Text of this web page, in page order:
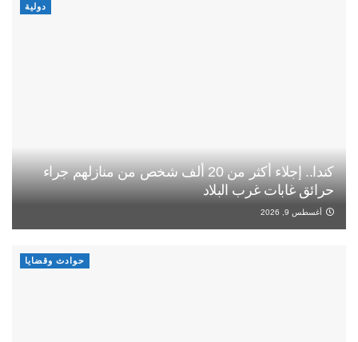
دولية
كندا.. إجلاء أكثر من 20 ألف شخص من منازلهم جراء
حرائق غابات غرب البلاد
أغسطس 9, 2026
حوادث وقضايا